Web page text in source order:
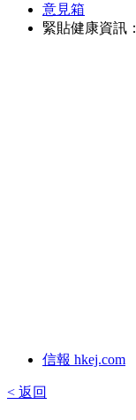
意見箱
緊貼健康資訊：
信報 hkej.com
< 返回